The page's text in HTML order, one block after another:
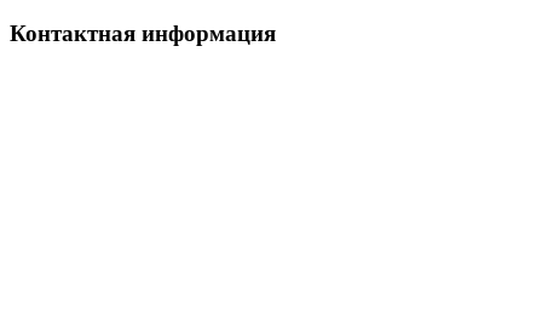
Контактная информация